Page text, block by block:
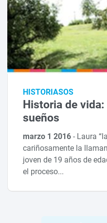
HISTORIASOS
Historia de
sueños
marzo 1 2016- Laura
cariñosamente la
joven de 19 años de
el proceso...